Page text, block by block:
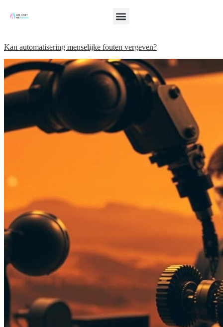
Kan automatisering menselijke fouten vergeven?